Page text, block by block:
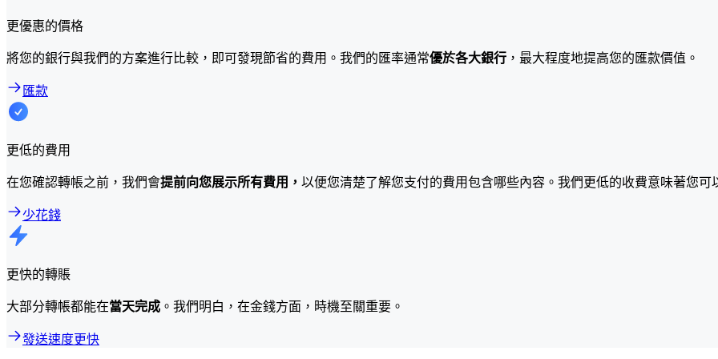
更優惠的價格
將您的銀行與我們的方案進行比較，即可發現節省的費用。我們的匯率通常優於各大銀行 ，最大程度地提高您的匯款價值。
匯款
更低的費用
在您確認轉帳之前，我們會提前向您展示所有費用， 以便您清楚了解您支付的費用包含哪些內容。我們更低的收費意味著您可
少花錢
更快的轉賬
大部分轉帳都能在當天完成 。我們明白，在金錢方面，時機至關重要。
發送速度更快